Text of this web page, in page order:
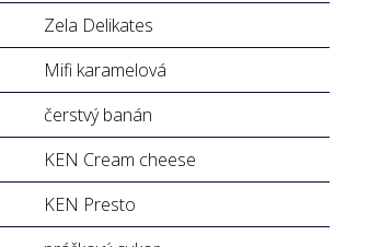
Zela Delikates
Mifi karamelová
čerstvý banán
KEN Cream cheese
KEN Presto